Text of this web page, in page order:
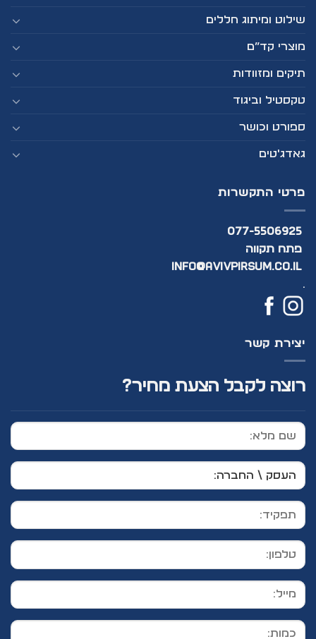
שילוט ומיתוג חללים
מוצרי קד”ם
תיקים ומזוודות
טקסטיל וביגוד
ספורט וכושר
גאדג'טים
פרטי התקשרות
077-5506925
פתח תקווה
info@avivpirsum.co.il
.
יצירת קשר
רוצה לקבל הצעת מחיר?